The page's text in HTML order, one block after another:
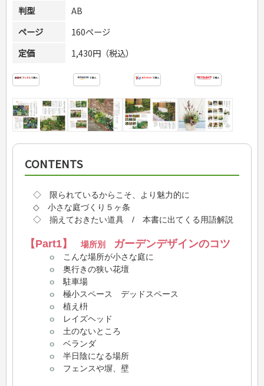
判型
AB
ページ
160ページ
定価
1,430円（税込）
CONTENTS
◇ 限られているからこそ、より魅力的に
◇ 小さな庭づくり５ヶ条
◇ 揃えておきたい道具 / 本書に出てくる用語解説
【Part1】 場所別 ガーデンデザインのコツ
o こんな場所が小さな庭に
o 奥行きの狭い花壇
o 駐車場
o 極小スペース デッドスペース
o 植え枡
o レイズヘッド
o 土のないところ
o ベランダ
o 半日陰になる場所
o フェンスや塀、壁